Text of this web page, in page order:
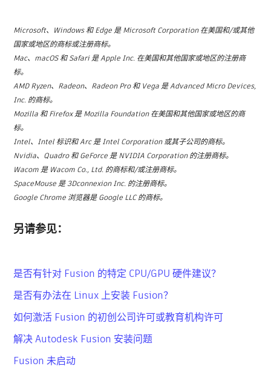
Microsoft、Windows 和 Edge 是 Microsoft Corporation 在美国和/或其他
国家或地区的商标或注册商标。
Mac、macOS 和 Safari 是 Apple Inc. 在美国和其他国家或地区的注册商
标。
AMD Ryzen、Radeon、Radeon Pro 和 Vega 是 Advanced Micro Devices,
Inc. 的商标。
Mozilla 和 Firefox 是 Mozilla Foundation 在美国和其他国家或地区的商
标。
Intel、Intel 标识和 Arc 是 Intel Corporation 或其子公司的商标。
Nvidia、Quadro 和 GeForce 是 NVIDIA Corporation 的注册商标。
Wacom 是 Wacom Co., Ltd. 的商标和/或注册商标。
SpaceMouse 是 3Dconnexion Inc. 的注册商标。
Google Chrome 浏览器是 Google LLC 的商标。
另请参见：
是否有针对 Fusion 的特定 CPU/GPU 硬件建议？
是否有办法在 Linux 上安装 Fusion？
如何激活 Fusion 的初创公司许可或教育机构许可
解决 Autodesk Fusion 安装问题
Fusion 未启动